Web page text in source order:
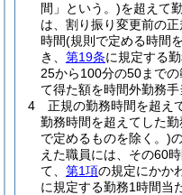
間」という。)を超えて
は、割り振り変更前の
時間(規則で定める時間
き、 第19条に規定する
25から100分の50まで
て得た額を時間外勤務手
4
正規の勤務時間を超え
勤務時間を超えてした勤
で定めるものを除く。)
えた職員には、その60
て、 第1項の規定にかか
に規定する勤務1時間当